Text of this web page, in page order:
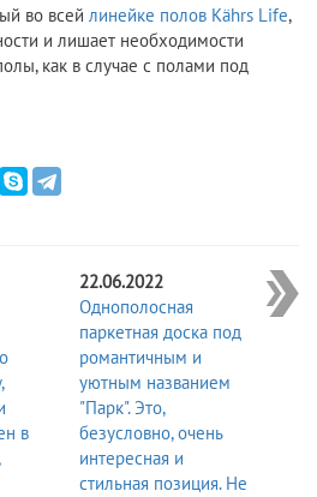
во всей линейке полов Kährs Life,
и лишает необходимости
как в случае с полами под
в
22.06.2022
Однополосная
паркетная доска под
романтичным и
уютным названием
"Парк". Это,
безусловно, очень
интересная и
стильная позиция. Не